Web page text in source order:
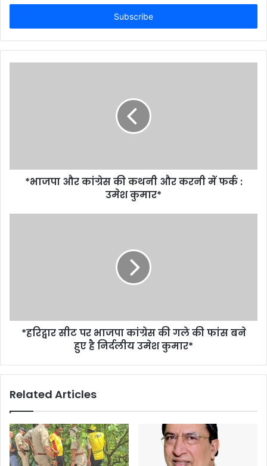
Email
*भाजपा और कांग्रेस की कथनी और करनी में फर्क :
उमेश कुमार*
*हरिद्वार सीट पर भाजपा कांग्रेस की गले की फांस बने
हुए है निर्दलीय उमेश कुमार*
Related Articles